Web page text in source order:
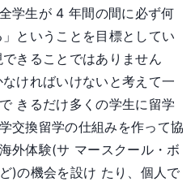
学生が 4 年間の間に必ず何
ということを目標としてい
きることではありません
ければいけないと考えて一
きるだけ多くの学生に留学
交換留学の仕組みを作って協
外体験(サ マースクール・ボ
)の機会を設け たり、個人で